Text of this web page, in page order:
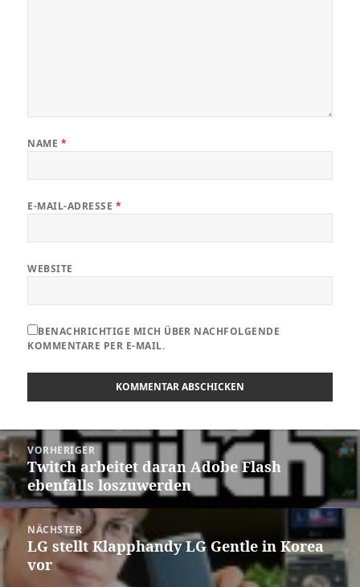
NAME *
E-MAIL-ADRESSE *
WEBSITE
BENACHRICHTIGE MICH ÜBER NACHFOLGENDE
KOMMENTARE PER E-MAIL.
Beitragsnavigation
VORHERIGER
Vorheriger
Beitrag:
Twitch arbeitet daran Adobe Flash
ebenfalls loszuwerden
NÄCHSTER
Nächster
Beitrag:
LG stellt Klapphandy LG Gentle in Korea
vor